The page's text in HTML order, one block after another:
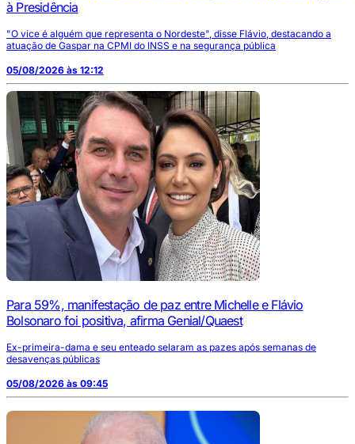
à Presidência
"O vice é alguém que representa o Nordeste", disse Flávio, destacando a
atuação de Gaspar na CPMI do INSS e na segurança pública
05/08/2026 às 12:12
Para 59%, manifestação de paz entre Michelle e Flávio
Bolsonaro foi positiva, afirma Genial/Quaest
Ex-primeira-dama e seu enteado selaram as pazes após semanas de
desavenças públicas
05/08/2026 às 09:45